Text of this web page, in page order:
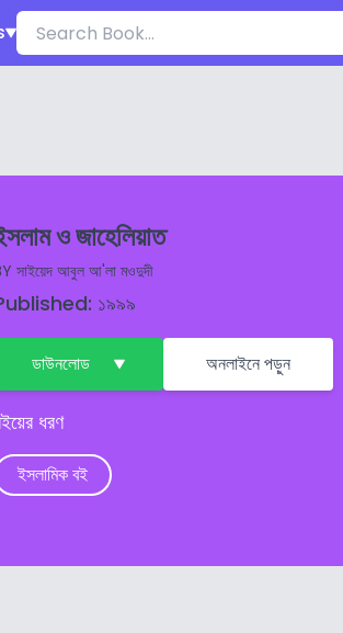
ও জাহেলিয়াত
সাইয়েদ আবুল আ'লা মওদুদী
১৯৯৯
ডাউনলোড অনলাইনে পড়ুন
ধরণ
ইসলামিক বই